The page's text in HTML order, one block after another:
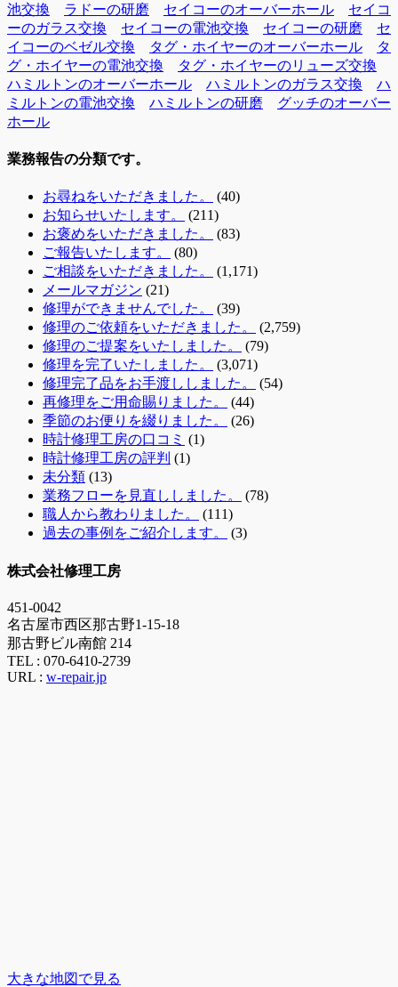
池交換
ラドーの研磨 セイコーのオーバーホール
セイコ
ーのガラス交換
セイコーの電池交換 セイコーの研磨
セ
イコーのベゼル交換
タグ・ホイヤーのオーバーホール
タ
グ・ホイヤーの電池交換
タグ・ホイヤーのリューズ交換
ハミルトンのオーバーホール
ハミルトンのガラス交換
ハ
ミルトンの電池交換
ハミルトンの研磨
グッチのオーバー
ホール
業務報告の分類です。
お尋ねをいただきました。
(40)
お知らせいたします。
(211)
お褒めをいただきました。
(83)
ご報告いたします。
(80)
ご相談をいただきました。
(1,171)
メールマガジン (21)
修理ができませんでした。
(39)
修理のご依頼をいただきました。
(2,759)
修理のご提案をいたしました。
(79)
修理を完了いたしました。
(3,071)
修理完了品をお手渡ししました。
(54)
再修理をご用命賜りました。
(44)
季節のお便りを綴りました。
(26)
時計修理工房の口コミ (1)
時計修理工房の評判 (1)
未分類 (13)
業務フローを見直ししました。
(78)
職人から教わりました。
(111)
過去の事例をご紹介します。
(3)
株式会社修理工房
451-0042
名古屋市西区那古野1-15-18
那古野ビル南館 214
TEL : 070-6410-2739
URL : w-repair.jp
大きな地図で見る